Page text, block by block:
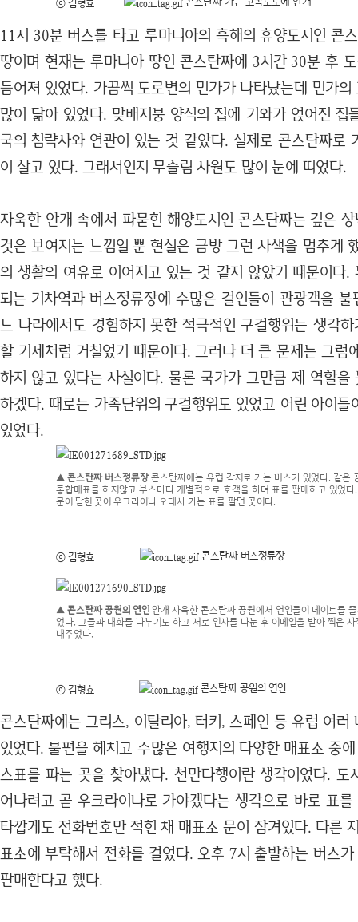
ⓒ 김형효
11시 30분 버스를 타고 루마니아의 흑해의 휴양도시인 콘
땅이며 현재는 루마니아 땅인 콘스탄짜에 3시간 30분 후
듬어져 있었다. 가끔씩 도로변의 민가가 나타났는데 민가
많이 닮아 있었다. 맞배지붕 양식의 집에 기와가 얹어진 집
국의 침략사와 연관이 있는 것 같았다. 실제로 콘스탄짜로
이 살고 있다. 그래서인지 무슬림 사원도 많이 눈에 띠었다.
자욱한 안개 속에서 파묻힌 해양도시인 콘스탄짜는 깊은
것은 보여지는 느낌일 뿐 현실은 금방 그런 사색을 멈추게
의 생활의 여유로 이어지고 있는 것 같지 않았기 때문이다.
되는 기차역과 버스정류장에 수많은 걸인들이 관광객을
느 나라에서도 경험하지 못한 적극적인 구걸행위는 생각
할 기세처럼 거칠었기 때문이다. 그러나 더 큰 문제는 그럼
하지 않고 있다는 사실이다. 물론 국가가 그만큼 제 역할을
하겠다. 때로는 가족단위의 구걸행위도 있었고 어린 아이
있었다.
▲ 콘스탄짜 버스정류장콘스탄짜에는 유럽 각지로 가는 버스가 있었다. 같은
통합매표를 하지않고 부스마다 개별적으로 호객을 하며 표를 판매하고 있었다
문이 닫힌 곳이 우크라이나 오데사 가는 표를 팔던 곳이다.
ⓒ 김형효 콘스탄짜 버스정류장
▲ 콘스탄짜 공원의 연인안개 자욱한 콘스탄짜 공원에서 연인들이 데이트를
었다. 그들과 대화를 나누기도 하고 서로 인사를 나눈 후 이메일을 받아 찍은 사
내주었다.
ⓒ 김형효 콘스탄짜 공원의 연인
콘스탄짜에는 그리스, 이탈리아, 터키, 스페인 등 유럽 여러
있었다. 불편을 헤치고 수많은 여행지의 다양한 매표소 중
스표를 파는 곳을 찾아냈다. 천만다행이란 생각이었다. 도
어나려고 곧 우크라이나로 가야겠다는 생각으로 바로 표
타깝게도 전화번호만 적힌 채 매표소 문이 잠겨있다. 다른
표소에 부탁해서 전화를 걸었다. 오후 7시 출발하는 버스
판매한다고 했다.